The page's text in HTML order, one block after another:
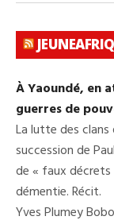
À Yaoundé, en
guerres de
La lutte des clans
succession de
de « faux décrets
démentie. Récit.
Yves Plumey Bobo